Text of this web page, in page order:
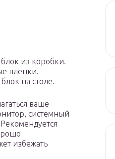
из коробки.
пленки.
на столе.
ваше
системный
избежать